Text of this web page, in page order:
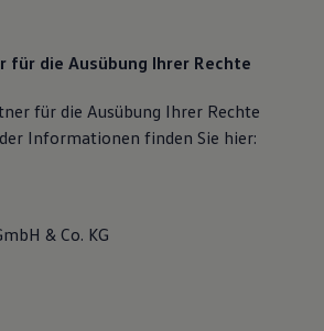
für die Ausübung Ihrer Rechte
für die Ausübung Ihrer Rechte
Informationen finden Sie hier:
& Co. KG